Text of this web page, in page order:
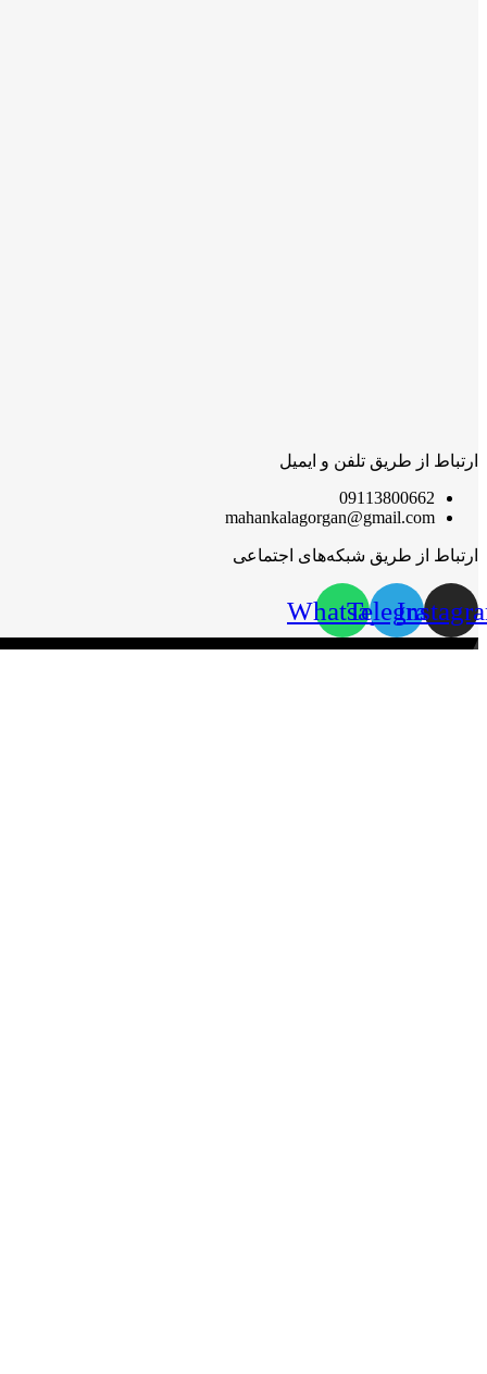
ارتباط از طریق تلفن و ایمیل
09113800662
mahankalagorgan@gmail.com
ارتباط از طریق شبکه‌های اجتماعی
Telegram
Whatsapp